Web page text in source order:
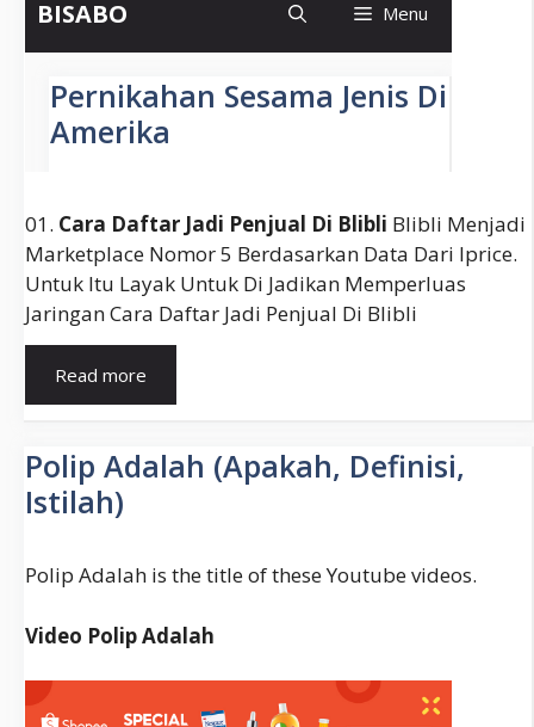
01. Cara Daftar Jadi Penjual Di Blibli Blibli Menjadi
Marketplace Nomor 5 Berdasarkan Data Dari Iprice.
Untuk Itu Layak Untuk Di Jadikan Memperluas
Jaringan Cara Daftar Jadi Penjual Di Blibli
Read more
Blibli
Polip Adalah (Apakah, Definisi,
Istilah)
Polip Adalah is the title of these Youtube videos.
Video Polip Adalah